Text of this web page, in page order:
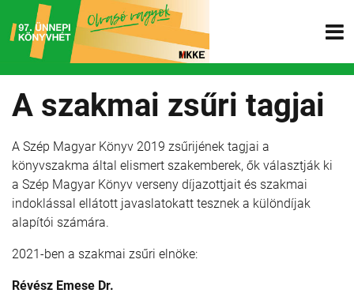
A szakmai zsűri tagjai
A Szép Magyar Könyv 2019 zsűrijének tagjai a
könyvszakma által elismert szakemberek, ők választják ki
a Szép Magyar Könyv verseny díjazottjait és szakmai
indoklással ellátott javaslatokatt tesznek a különdíjak
alapítói számára.
2021-ben a szakmai zsűri elnöke:
Révész Emese Dr.